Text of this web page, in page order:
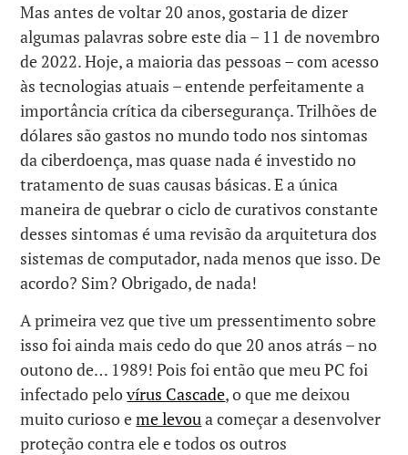
Mas antes de voltar 20 anos, gostaria de dizer
algumas palavras sobre este dia – 11 de novembro
de 2022. Hoje, a maioria das pessoas – com acesso
às tecnologias atuais – entende perfeitamente a
importância crítica da cibersegurança. Trilhões de
dólares são gastos no mundo todo nos sintomas
da ciberdoença, mas quase nada é investido no
tratamento de suas causas básicas. E a única
maneira de quebrar o ciclo de curativos constante
desses sintomas é uma revisão da arquitetura dos
sistemas de computador, nada menos que isso. De
acordo? Sim? Obrigado, de nada!
A primeira vez que tive um pressentimento sobre
isso foi ainda mais cedo do que 20 anos atrás – no
outono de… 1989! Pois foi então que meu PC foi
infectado pelovírus Cascade, o que me deixou
muito curioso eme levou a começar a desenvolver
proteção contra ele e todos os outros